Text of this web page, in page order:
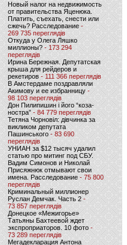
Новый налог на недвижимость
от правительства Яценюка.
Платить, съехать, снести или
сжечь? Расследование-
269 735 переглядів
Откуда у Олега Ляшко
миллионы? - 173 294
переглядів
Ирина Бережная. Депутатская
крыша для рейдеров и
рекетиров - 111 366 переглядів
В Амстердаме поздравляли
Акимову и ее избранницу -
98 103 переглядів
Дон Пилипишин і його “коза-
ностра” - 84 779 переглядів
Тетяна Чорновіл: дівчинка за
викликом депутата
Пашинського- 83 690
переглядів
УНИАН за $12 тысяч удалил
статью про митинг под СБУ.
Вадим Симонов и Николай
Присяжнюк отмывают свои
имена. Расследование - 75 800
переглядів
Криминальный миллионер
Руслан Демчак. Часть 2-
73 857 переглядів
Донецкое «Межигорье»
Татьяны Бахтеевой ждет
экспроприаторов. 10 фото -
73 289 переглядів
Мегадекларация Антона